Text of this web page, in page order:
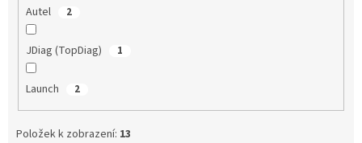
Autel 2
JDiag (TopDiag) 1
Launch 2
Položek k zobrazení: 13